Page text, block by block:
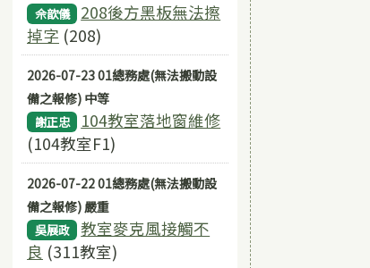
佘歆儀
208後方黑板無法擦
掉字 (208)
2026-07-23 01總務處(無法搬動設
備之報修) 中等
謝正忠
104教室落地窗維修
(104教室F1)
2026-07-22 01總務處(無法搬動設
備之報修) 嚴重
吳展政
教室麥克風接觸不
良 (311教室)